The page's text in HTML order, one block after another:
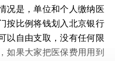
况是，单位和个人缴纳医
按比例将钱划入北京银行
以自由支取，没有任何限
如果大家把医保费用用到